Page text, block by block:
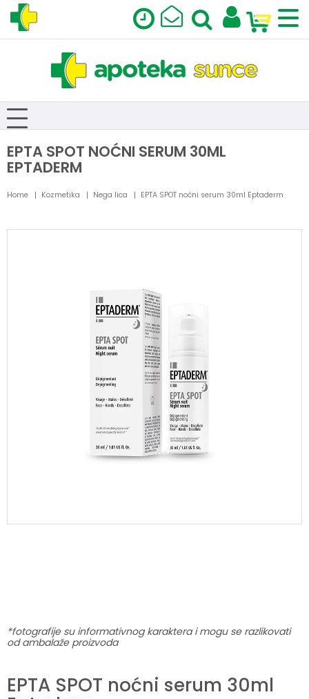
EPTA SPOT NOĆNI SERUM 30ML
EPTADERM
Home Kozmetika Nega lica EPTA SPOT noćni serum 30ml Eptaderm
*fotografije su informativnog karaktera i mogu se razlikovati
od ambalaže proizvoda
EPTA SPOT noćni serum 30ml